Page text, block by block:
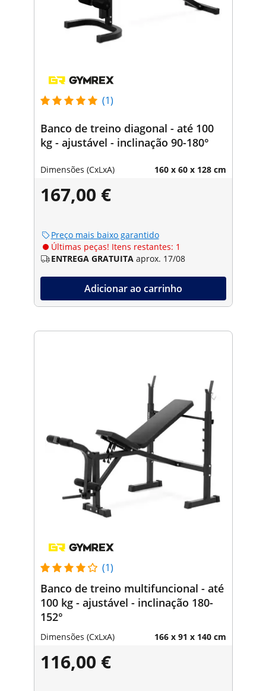
(1)
Banco de treino diagonal - até 100
kg - ajustável - inclinação 90-180°
Dimensões (CxLxA) 160 x 60 x 128 cm
167,00 €
Preço mais baixo garantido
Últimas peças! Itens restantes: 1
ENTREGA GRATUITA aprox. 17/08
Adicionar ao carrinho
(1)
Banco de treino multifuncional - até
100 kg - ajustável - inclinação 180-
152°
Dimensões (CxLxA) 166 x 91 x 140 cm
116,00 €